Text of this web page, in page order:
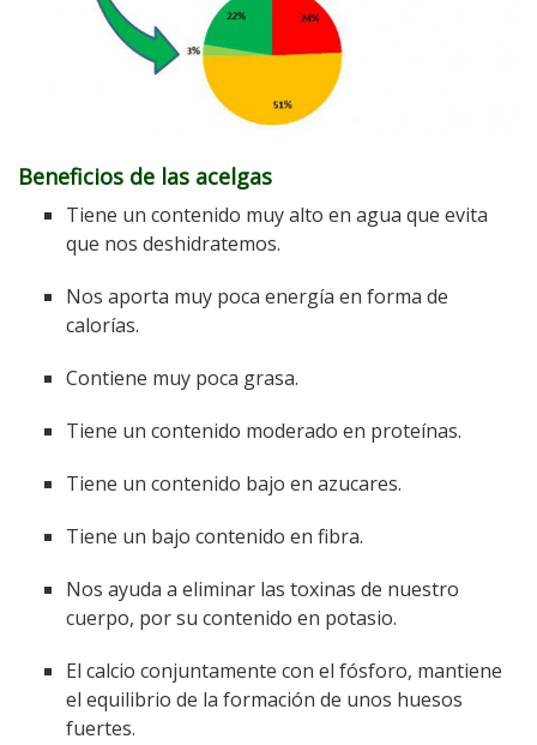
Beneficios de las acelgas
Tiene un contenido muy alto en agua que evita
que nos deshidratemos.
Nos aporta muy poca energía en forma de
calorías.
Contiene muy poca grasa.
Tiene un contenido moderado en proteínas.
Tiene un contenido bajo en azucares.
Tiene un bajo contenido en fibra.
Nos ayuda a eliminar las toxinas de nuestro
cuerpo, por su contenido en potasio.
El calcio conjuntamente con el fósforo, mantiene
el equilibrio de la formación de unos huesos
fuertes.